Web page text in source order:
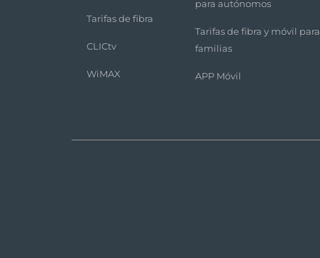
Tarifas de fibra
CLICtv
WiMAX
para autónomos
Tarifas de fibra y móvil para
familias
APP Móvil